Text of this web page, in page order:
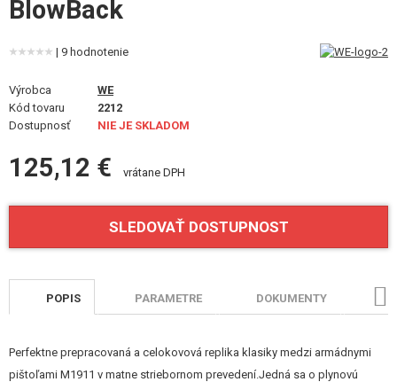
VYSIELAČKY, HEADSETY, KAMERY
SERVIS A ÚDRŽBA ZBRANÍ
OUTDOOR A BUSHCRAFT
BlowBack
| 9 hodnotenie
Výrobca
WE
Kód tovaru
2212
Dostupnosť
NIE JE SKLADOM
125,12 € vrátane DPH
SLEDOVAŤ DOSTUPNOST
POPIS PARAMETRE DOKUMENTY
Perfektne prepracovaná a celokovová replika klasiky medzi armádnymi
pištoľami M1911 v matne striebornom prevedení.Jedná sa o plynovú